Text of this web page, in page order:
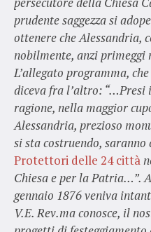
prudente saggezza si
ottenere che Alessandria,
nobilmente, anzi primeggi
L’allegato programma,
diceva fra l’altro: “…Presi
ragione, nella maggior
Alessandria, prezioso
si sta costruendo,
Protettori delle 24 città
Chiesa e per la Patria…”.
gennaio 1876 veniva
V.E. Rev.ma conosce, il